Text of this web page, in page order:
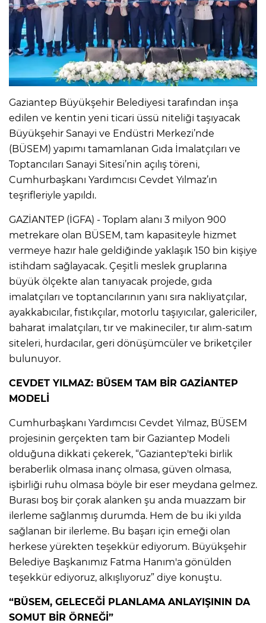
Gaziantep Büyükşehir Belediyesi tarafından inşa
edilen ve kentin yeni ticari üssü niteliği taşıyacak
Büyükşehir Sanayi ve Endüstri Merkezi’nde
(BÜSEM) yapımı tamamlanan Gıda İmalatçıları ve
Toptancıları Sanayi Sitesi’nin açılış töreni,
Cumhurbaşkanı Yardımcısı Cevdet Yılmaz’ın
teşrifleriyle yapıldı.
GAZİANTEP (İGFA) - Toplam alanı 3 milyon 900
metrekare olan BÜSEM, tam kapasiteyle hizmet
vermeye hazır hale geldiğinde yaklaşık 150 bin kişiye
istihdam sağlayacak. Çeşitli meslek gruplarına
büyük ölçekte alan tanıyacak projede, gıda
imalatçıları ve toptancılarının yanı sıra nakliyatçılar,
ayakkabıcılar, fıstıkçılar, motorlu taşıyıcılar, galericiler,
baharat imalatçıları, tır ve makineciler, tır alım-satım
siteleri, hurdacılar, geri dönüşümcüler ve briketçiler
bulunuyor.
CEVDET YILMAZ: BÜSEM TAM BİR GAZİANTEP
MODELİ
Cumhurbaşkanı Yardımcısı Cevdet Yılmaz, BÜSEM
projesinin gerçekten tam bir Gaziantep Modeli
olduğuna dikkati çekerek, “Gaziantep'teki birlik
beraberlik olmasa inanç olmasa, güven olmasa,
işbirliği ruhu olmasa böyle bir eser meydana gelmez.
Burası boş bir çorak alanken şu anda muazzam bir
ilerleme sağlanmış durumda. Hem de bu iki yılda
sağlanan bir ilerleme. Bu başarı için emeği olan
herkese yürekten teşekkür ediyorum. Büyükşehir
Belediye Başkanımız Fatma Hanım'a gönülden
teşekkür ediyoruz, alkışlıyoruz” diye konuştu.
“BÜSEM, GELECEĞİ PLANLAMA ANLAYIŞININ DA
SOMUT BİR ÖRNEĞİ”